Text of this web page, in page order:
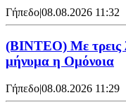
Γήπεδο|08.08.2026 11:32
(ΒΙΝΤΕΟ) Με τρεις
μήνυμα η Ομόνοια
Γήπεδο|08.08.2026 11:29